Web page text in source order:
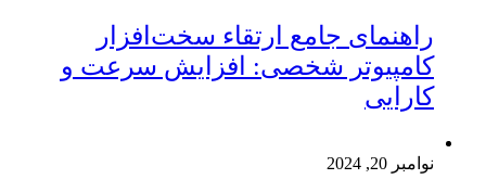
راهنمای جامع ارتقاء سخت‌افزار
کامپیوتر شخصی: افزایش سرعت و
کارایی
نوامبر 20, 2024